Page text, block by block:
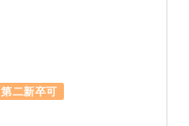
第二新卒可